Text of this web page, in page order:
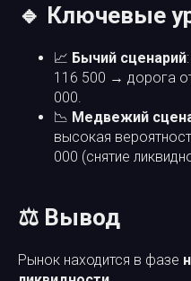
🔹 Ключевые
📈 Бычий сценарий
116 500 → дорога
000.
📉 Медвежий
высокая
000 (снятие
⚖️ Вывод
Рынок находится в фазе